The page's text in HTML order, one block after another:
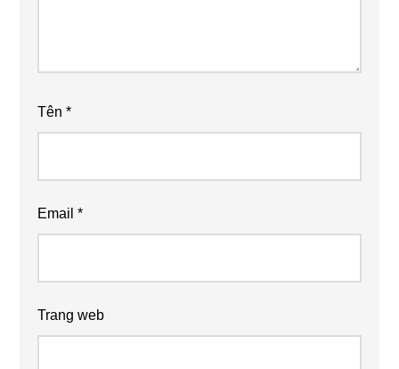
Tên*
Email*
Trang web